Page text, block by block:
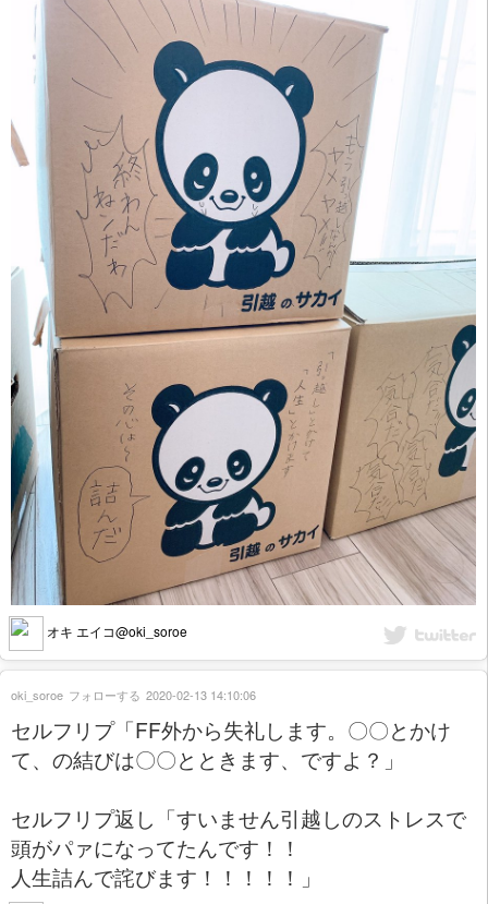
オキ エイコ@oki_soroe
セルフリプ「FF外から失礼します。〇〇とかけ
て、の結びは〇〇とときます、ですよ？」
セルフリプ返し「すいません引越しのストレスで
頭がパァになってたんです！！
人生詰んで詫びます！！！！！」
oki_soroe フォローする 2020-02-13 14:10:06